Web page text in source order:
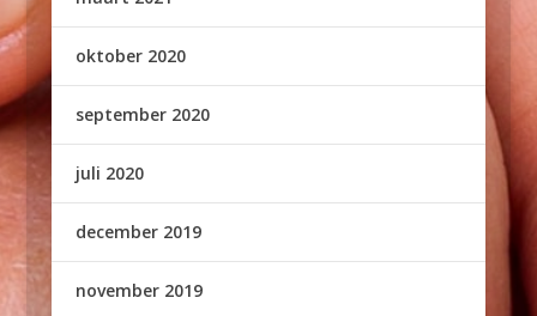
oktober 2020
september 2020
juli 2020
december 2019
november 2019